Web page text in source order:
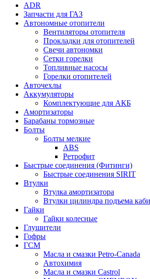
ADR
Запчасти для ГАЗ
Автономные отопители
Вентиляторы отопителя
Прокладки для отопителей
Свечи автономки
Сетки горелки
Топливные насосы
Горелки отопителей
Авточехлы
Аккумуляторы
Комплектующие для АКБ
Амортизаторы
Барабаны тормозные
Болты
Болты мелкие
ABS
Ретрофит
Быстрые соединения (Фитинги)
Быстрые соединения SIRIT
Втулки
Втулка амортизатора
Втулки цилиндра подъема
Гайки
Гайки колесные
Глушители
Гофры
ГСМ
Масла и смазки Petro-Canada
Автохимия
Масла и смазки Castrol